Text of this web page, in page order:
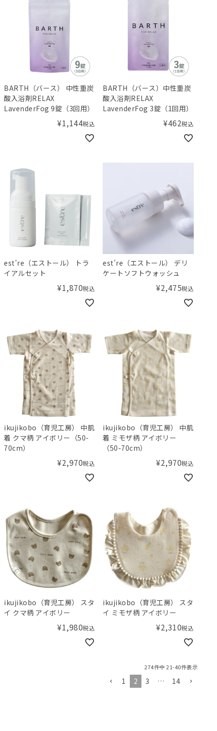
BARTH（バース） 中性重炭
酸入浴剤RELAX
LavenderFog 9錠（3回用）
¥1,144税込
BARTH（バース）中性重炭
酸入浴剤RELAX
LavenderFog 3錠（1回用）
¥462税込
est're（エストール） トラ
イアルセット
¥1,870税込
est're（エストール） デリ
ケートソフトウォッシュ
¥2,475税込
ikujikobo（育児工房） 中肌
着 クマ柄 アイボリー（50-
70cm）
¥2,970税込
ikujikobo（育児工房） 中肌
着 ミモザ柄 アイボリー
（50-70cm）
¥2,970税込
ikujikobo（育児工房） スタ
イ クマ柄 アイボリー
¥1,980税込
ikujikobo（育児工房） スタ
イ ミモザ柄 アイボリー
¥2,310税込
274件中 21-40件表示
1 2 3 … 14